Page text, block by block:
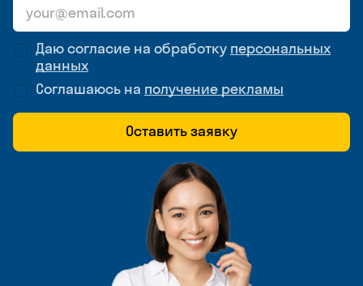
Даю согласие на обработку персональных
данных
Соглашаюсь на получение рекламы
Оставить заявку